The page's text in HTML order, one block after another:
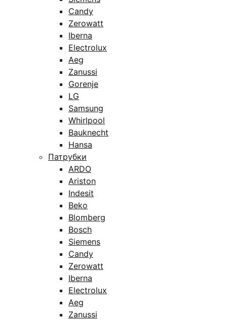
Candy
Zerowatt
Iberna
Electrolux
Aeg
Zanussi
Gorenje
LG
Samsung
Whirlpool
Bauknecht
Hansa
Патрубки
ARDO
Ariston
Indesit
Beko
Blomberg
Bosch
Siemens
Candy
Zerowatt
Iberna
Electrolux
Aeg
Zanussi